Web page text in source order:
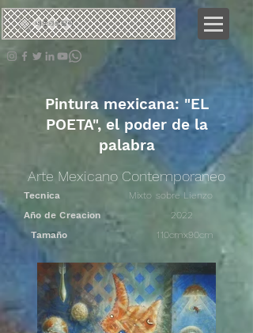
네오크로탈릭
Pintura mexicana: "EL
POETA", el poder de la
palabra
Arte Mexicano Contemporaneo
Tecnica
Mixto sobre Lienzo
Año de Creacion
Tamaño
2022
110cmx90cm